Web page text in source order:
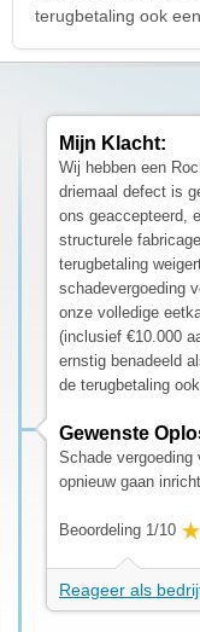
terugbetaling ook
Mijn Klacht:
Wij hebben een
driemaal defect is
ons geaccepteerd,
structurele
terugbetaling
schadevergoeding
onze volledige
(inclusief €10.000
ernstig benadeeld
de terugbetaling
Gewenste
Schade vergoeding
opnieuw gaan
Beoordeling 1/10
Reageer als